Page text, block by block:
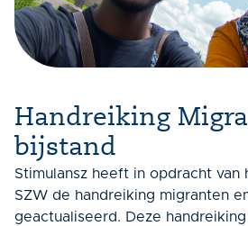
Handreiking
bijstand​
Stimulansz heeft in opdracht van
SZW de handreiking migranten
geactualiseerd. Deze